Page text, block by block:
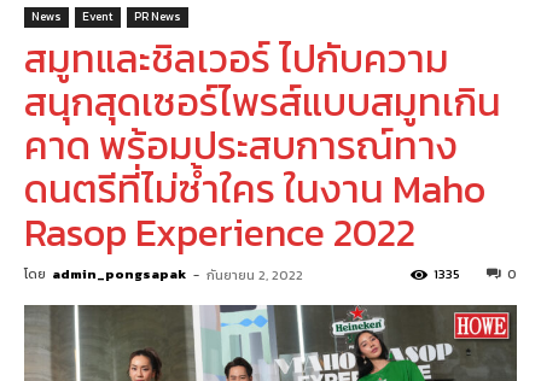
News Event PR News
สมูทและชิลเวอร์ ไปกับความ
สนุกสุดเซอร์ไพรส์แบบสมูทเกิน
คาด พร้อมประสบการณ์ทาง
ดนตรีที่ไม่ซ้ำใคร ในงาน Maho
Rasop Experience 2022
โดย admin_pongsapak - กันยายน 2, 2022 0
1335